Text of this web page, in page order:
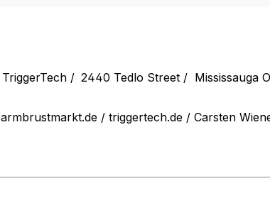
TriggerTech / 2440 Tedlo Street / Mississauga
armbrustmarkt.de / triggertech.de / Carsten